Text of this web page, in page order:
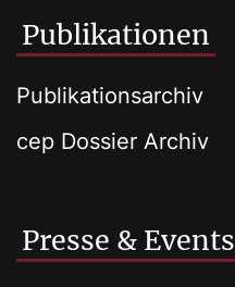
Publikationen
Publikationsarchiv
cep Dossier Archiv
Presse & Events